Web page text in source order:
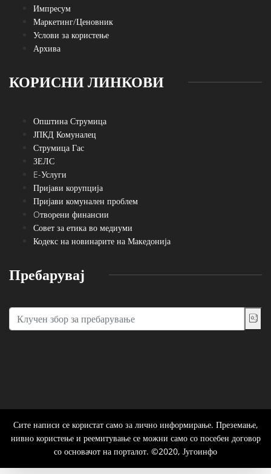
Импресум
Маркетинг/Ценовник
Услови за користење
Архива
КОРИСНИ ЛИНКОВИ
Општина Струмица
ЈПКД Комуналец
Струмица Гас
ЗЕЛС
E-Услуги
Пријави корупција
Пријави комунален проблем
Oтворени финансии
Совет за етика во медиуми
Кодекс на новинарите на Македонија
Пребарувај
Сите написи се користат само за лично информирање. Преземање,
нивно користење и реемитување се можни само со посебен договор
со основачот на порталот. ©2020, Југоинфо